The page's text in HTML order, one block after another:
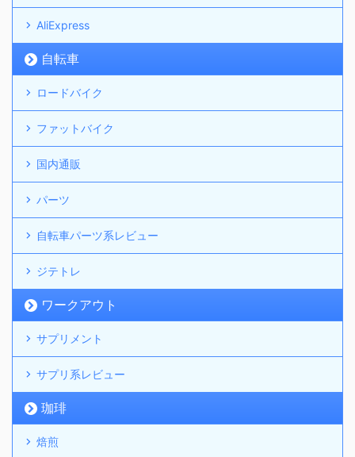
AliExpress
自転車
ロードバイク
ファットバイク
国内通販
パーツ
自転車パーツ系レビュー
ジテトレ
ワークアウト
サプリメント
サプリ系レビュー
珈琲
焙煎